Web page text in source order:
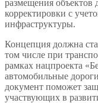
размещения объектов
корректировки с
инфраструктуры.
Концепция должна
том числе при
рамках нацпроекта
автомобильные
документ поможет
участвующих в